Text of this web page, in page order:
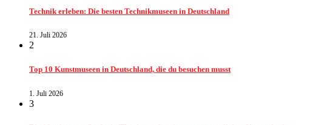
Technik erleben: Die besten Technikmuseen in Deutschland
21. Juli 2026
2
Top 10 Kunstmuseen in Deutschland, die du besuchen musst
1. Juli 2026
3